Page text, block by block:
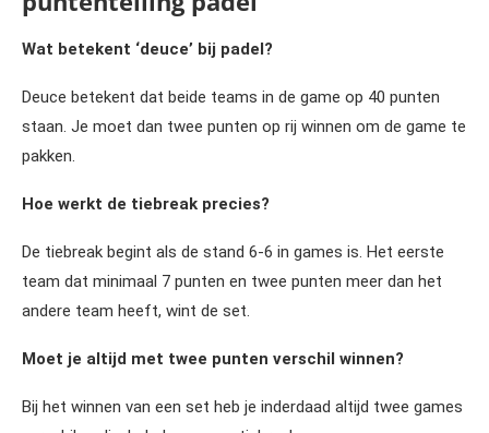
Wat betekent ‘deuce’ bij padel?
Deuce betekent dat beide teams in de game op 40 punten
staan. Je moet dan twee punten op rij winnen om de game te
pakken.
Hoe werkt de tiebreak precies?
De tiebreak begint als de stand 6-6 in games is. Het eerste
team dat minimaal 7 punten en twee punten meer dan het
andere team heeft, wint de set.
Moet je altijd met twee punten verschil winnen?
Bij het winnen van een set heb je inderdaad altijd twee games